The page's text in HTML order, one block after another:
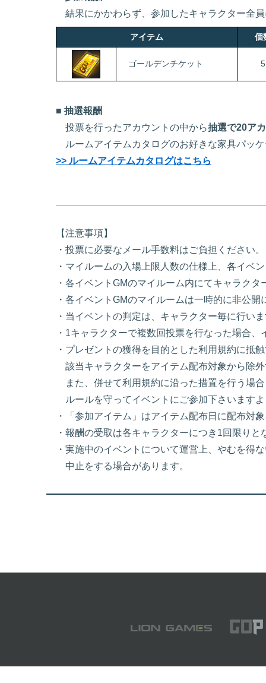
結果にかかわらず、参加したキャラクター全
アイテム 個
ゴールデンチケット 5
■ 抽選報酬
投票を行ったアカウントの中から抽選で20ア
ルームアイテムカタログのお好きな家具パッ
>> ルームアイテムカタログはこちら
【注意事項】
・投票に必要なメール手数料はご負担ください。
・マイルームの入場上限人数の仕様上、各イベ
・各イベントGMのマイルーム内にてキャラク
・各イベントGMのマイルームは一時的に非公
・当イベントの判定は、キャラクター毎に行い
・1キャラクターで複数回投票を行なった場合
・プレゼントの獲得を目的とした利用規約に抵
該当キャラクターをアイテム配布対象から除
また、併せて利用規約に沿った措置を行う場
ルールを守ってイベントにご参加下さいます
・「参加アイテム」はアイテム配布日に配布対
・報酬の受取は各キャラクターにつき1回限りと
・実施中のイベントについて運営上、やむを得
中止をする場合があります。